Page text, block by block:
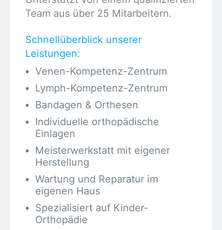
Team aus über 25 Mitarbeitern.
Schnellüberblick unserer
Leistungen:
Venen-Kompetenz-Zentrum
Lymph-Kompetenz-Zentrum
Bandagen & Orthesen
Individuelle orthopädische
Einlagen
Meisterwerkstatt mit eigener
Herstellung
Wartung und Reparatur im
eigenen Haus
Spezialisiert auf Kinder-
Orthopädie